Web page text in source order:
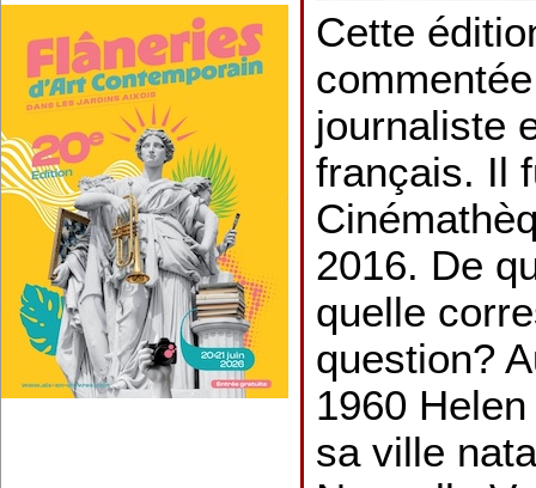
Cette
journaliste
français. Il
2016. De
quelle
question?
1960
sa ville